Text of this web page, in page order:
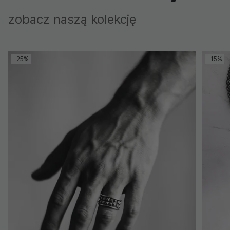
zobacz naszą kolekcję
-25% -15%